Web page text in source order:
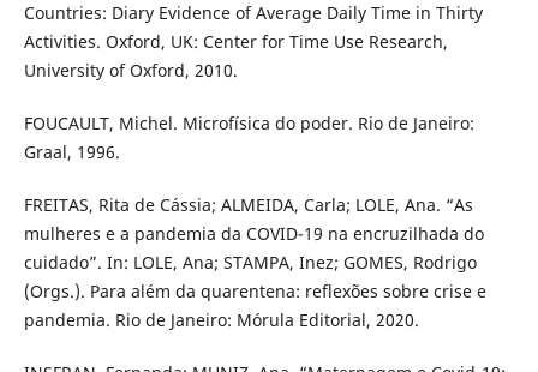
Countries: Diary Evidence of Average Daily Time in Thirty
Activities. Oxford, UK: Center for Time Use Research,
University of Oxford, 2010.
FOUCAULT, Michel. Microfísica do poder. Rio de Janeiro:
Graal, 1996.
FREITAS, Rita de Cássia; ALMEIDA, Carla; LOLE, Ana. “As
mulheres e a pandemia da COVID-19 na encruzilhada do
cuidado”. In: LOLE, Ana; STAMPA, Inez; GOMES, Rodrigo
(Orgs.). Para além da quarentena: reflexões sobre crise e
pandemia. Rio de Janeiro: Mórula Editorial, 2020.